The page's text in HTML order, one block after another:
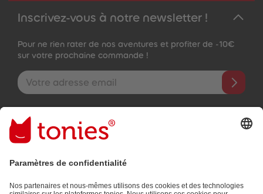
Inscrivez-vous à notre newsletter !
Pour ne rien rater de nos aventures et profiter de -10€
sur votre prochaine commande !
Adresse e-mail
grâce aux informations que vous nous avez fournies (par ex.
données de votre compte) et aux données d'utilisation partagées
à des fins publicitaires (par ex. temps d'écoute). Révocable à tout